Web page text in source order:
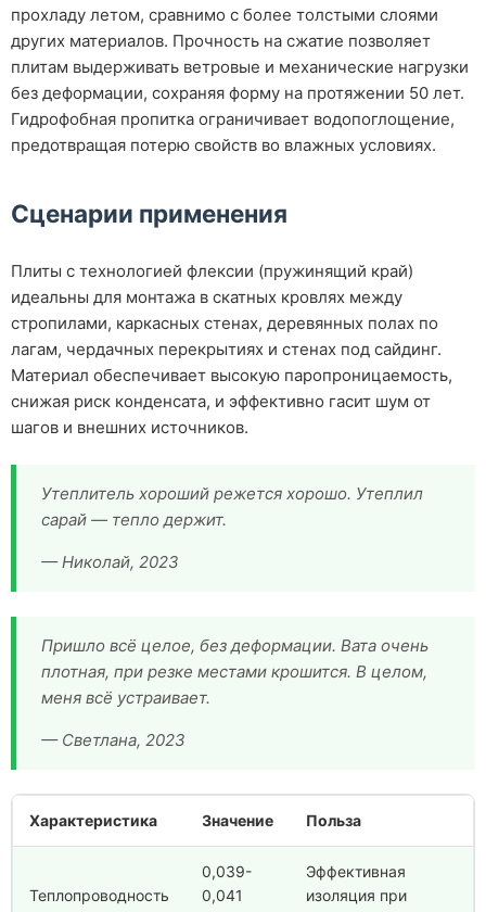
прохладу летом, сравнимо с более толстыми слоями
других материалов. Прочность на сжатие позволяет
плитам выдерживать ветровые и механические нагрузки
без деформации, сохраняя форму на протяжении 50 лет.
Гидрофобная пропитка ограничивает водопоглощение,
предотвращая потерю свойств во влажных условиях.
Сценарии применения
Плиты с технологией флексии (пружинящий край)
идеальны для монтажа в скатных кровлях между
стропилами, каркасных стенах, деревянных полах по
лагам, чердачных перекрытиях и стенах под сайдинг.
Материал обеспечивает высокую паропроницаемость,
снижая риск конденсата, и эффективно гасит шум от
шагов и внешних источников.
Утеплитель хороший режется хорошо. Утеплил
сарай — тепло держит.
— Николай, 2023
Пришло всё целое, без деформации. Вата очень
плотная, при резке местами крошится. В целом,
меня всё устраивает.
— Светлана, 2023
Характеристика Значение Польза
Теплопроводность
0,039-
0,041
Эффективная
изоляция при